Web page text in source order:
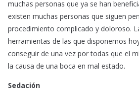
muchas personas que ya se han
existen muchas personas que siguen
procedimiento complicado y doloroso.
herramientas de las que disponemos
conseguir de una vez por todas que el
la causa de una boca en mal estado.
Sedación